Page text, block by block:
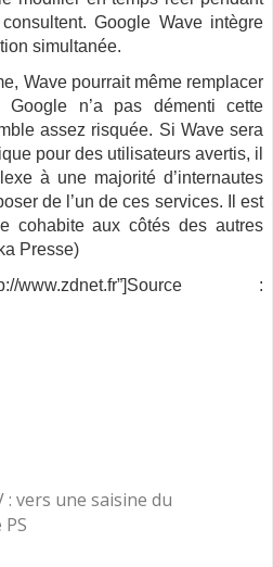
Google Wave intègre
simultanée.
Wave pourrait même remplacer
n’a pas démenti cette
assez risquée. Si Wave sera
pour des utilisateurs avertis, il
à une majorité d’internautes
de l’un de ces services. Il est
cohabite aux côtés des autres
Presse)
www.zdnet.fr”]Source :
vers une saisine du